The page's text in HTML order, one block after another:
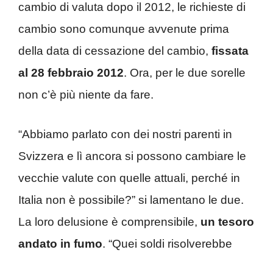
cambio di valuta dopo il 2012, le richieste di
cambio sono comunque avvenute prima
della data di cessazione del cambio, fissata
al 28 febbraio 2012. Ora, per le due sorelle
non c’è più niente da fare.
“Abbiamo parlato con dei nostri parenti in
Svizzera e lì ancora si possono cambiare le
vecchie valute con quelle attuali, perché in
Italia non è possibile?” si lamentano le due.
La loro delusione è comprensibile, un tesoro
andato in fumo. “Quei soldi risolverebbe